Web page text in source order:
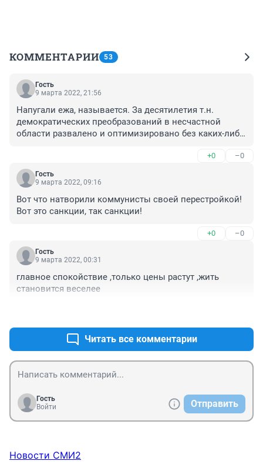
КОММЕНТАРИИ 53
Гость
9 марта 2022, 21:56
Напугали ежа, называется. За десятилетия т.н.
демократических преобразований в несчастной
области развалено и оптимизировано без каких-либо
изоляции, нарушения мировой системы логистики - у
Архангельска вырос грузооборот порта, что очень
хорошо. Так и сейчас- где-то будет хороший + в
панические настроения, у нас это с 90-х, санкции- это
действуем в штатном режиме, с начала 90-х, например
+0 –0
Гость
9 марта 2022, 09:16
Вот что натворили коммунисты своей перестройкой!
Вот это санкции, так санкции!
+0 –0
Гость
9 марта 2022, 00:31
главное спокойствие ,только цены растут ,жить
становится веселее
Читать все комментарии
Гость
Войти
Отправить
Новости СМИ2